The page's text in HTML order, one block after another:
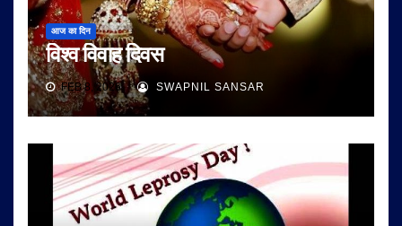
आज का दिन
विश्व विवाह दिवस
FEB 8, 2026 SWAPNIL SANSAR